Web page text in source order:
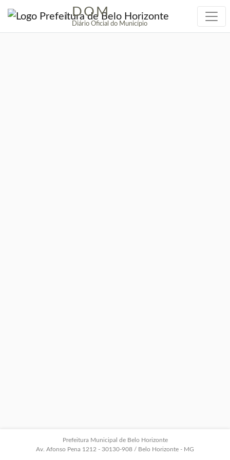
| DOM
Diário Oficial do Município
Prefeitura Municipal de Belo Horizonte
Av. Afonso Pena 1212 - 30130-908 / Belo Horizonte - MG